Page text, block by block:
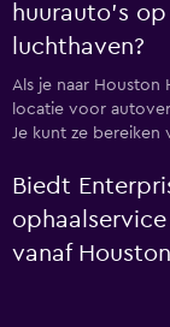
huurauto's
luchthaven?
Als je naar
locatie voor
Je kunt ze bereiken
Biedt
vanaf